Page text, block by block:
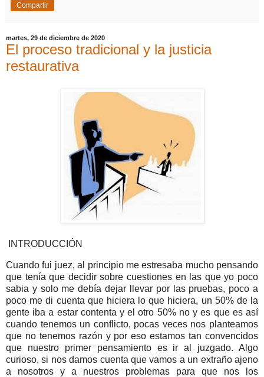
Compartir
martes, 29 de diciembre de 2020
El proceso tradicional y la justicia
restaurativa
INTRODUCCIÓN
Cuando fui juez, al principio me estresaba mucho pensando
que tenía que decidir sobre cuestiones en las que yo poco
sabia y solo me debía dejar llevar por las pruebas, poco a
poco me di cuenta que hiciera lo que hiciera, un 50% de la
gente iba a estar contenta y el otro 50% no y es que es así
cuando tenemos un conflicto, pocas veces nos planteamos
que no tenemos razón y por eso estamos tan convencidos
que nuestro primer pensamiento es ir al juzgado. Algo
curioso, si nos damos cuenta que vamos a un extraño ajeno
a nosotros y a nuestros problemas para que nos los